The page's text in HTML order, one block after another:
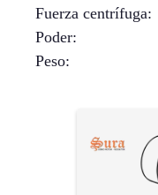
Fuerza centrífuga:
Poder:
Peso: